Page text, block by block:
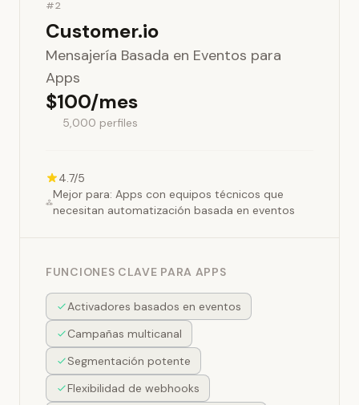
#2
Customer.io
Mensajería Basada en Eventos para
Apps
$100/mes
5,000 perfiles
4.7/5
Mejor para: Apps con equipos técnicos que
necesitan automatización basada en eventos
FUNCIONES CLAVE PARA APPS
Activadores basados en eventos
Campañas multicanal
Segmentación potente
Flexibilidad de webhooks